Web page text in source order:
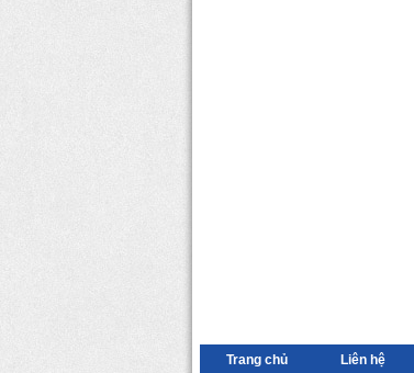
Trang chủ Liên hệ